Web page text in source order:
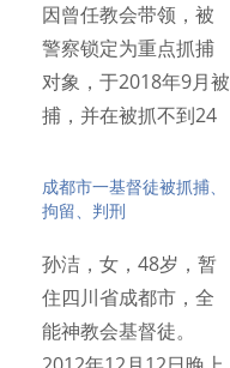
因曾任教会带领，被
警察锁定为重点抓捕
对象，于2018年9月被
捕，并在被抓不到24
成都市一基督徒被抓捕、
拘留、判刑
孙洁，女，48岁，暂
住四川省成都市，全
能神教会基督徒。